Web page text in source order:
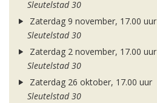
Sleutelstad 30
Zaterdag 9 november, 17.00 uur
Sleutelstad 30
Zaterdag 2 november, 17.00 uur
Sleutelstad 30
Zaterdag 26 oktober, 17.00 uur
Sleutelstad 30